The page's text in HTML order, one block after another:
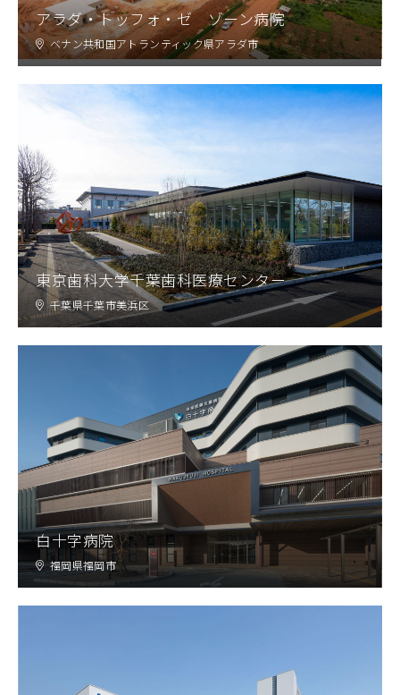
アラダ・トッフォ・ゼ ゾーン病院
ベナン共和国アトランティック県アラダ市
東京歯科大学千葉歯科医療センター
千葉県千葉市美浜区
白十字病院
福岡県福岡市